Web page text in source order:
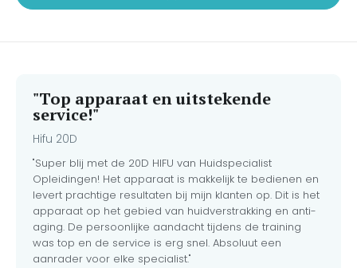
medisch niveau wil tillen..
complete Dermaplaning
hygiëneproducten om direct
"Top apparaat en uitstekende
service!"
Hifu 20D
"Super blij met de 20D HIFU van Huidspecialist
Opleidingen! Het apparaat is makkelijk te bedienen en
levert prachtige resultaten bij mijn klanten op. Dit is het
apparaat op het gebied van huidverstrakking en anti-
aging. De persoonlijke aandacht tijdens de training
was top en de service is erg snel. Absoluut een
aanrader voor elke specialist."